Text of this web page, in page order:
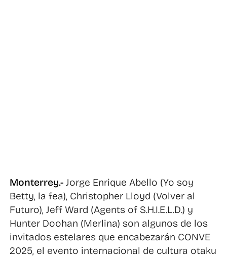
Monterrey.- Jorge Enrique Abello (Yo soy
Betty, la fea), Christopher Lloyd (Volver al
Futuro), Jeff Ward (Agents of S.H.I.E.L.D.) y
Hunter Doohan (Merlina) son algunos de los
invitados estelares que encabezarán CONVE
2025, el evento internacional de cultura otaku